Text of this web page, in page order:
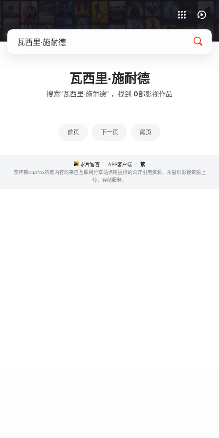
瓦西里·施耐德
搜索"瓦西里·施耐德" ，找到 0部影视作品
首页 下一页 尾页
求片留言 APP客户端
繁
茶杯狐cupfox所有内容均来自互联网分享站点所提供的公开引用资源，未提供影视资源上
传、存储服务。